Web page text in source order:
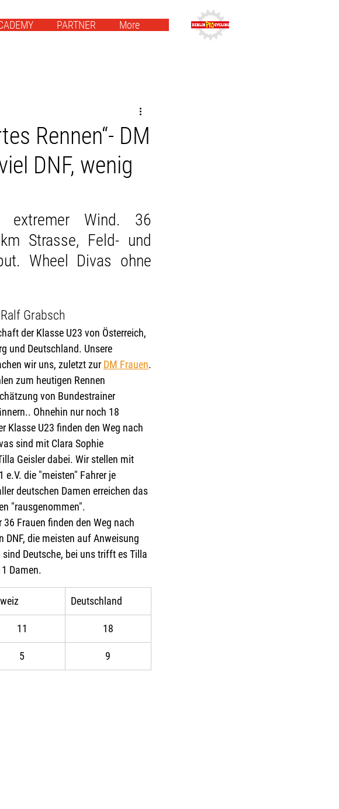
PARTNER More
Rennen“- DM
DNF, wenig
extremer Wind. 36
Strasse, Feld- und
Wheel Divas ohne
Grabsch
der Klasse U23 von Österreich,
und Deutschland. Unsere
wir uns, zuletzt zur DM Frauen.
zum heutigen Rennen
von Bundestrainer
Ohnehin nur noch 18
Klasse U23 finden den Weg nach
sind mit Clara Sophie
Geisler dabei. Wir stellen mit
e.V. die "meisten" Fahrer je
deutschen Damen erreichen das
"rausgenommen".
Frauen finden den Weg nach
die meisten auf Anweisung
Deutsche, bei uns trifft es Tilla
Damen.
Deutschland
11 18
5 9